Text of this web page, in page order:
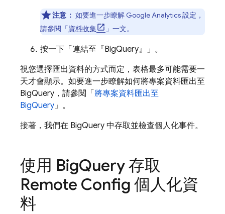
注意： 如要進一步瞭解 Google Analytics設定，
請參閱「資料收集 」一文。
按一下「連結至『BigQuery』」 。
視您選擇匯出資料的方式而定，表格最多可能需要一
天才會顯示。如要進一步瞭解如何將專案資料匯出至
BigQuery ，請參閱「 將專案資料匯出至
BigQuery」。
接著，我們在 BigQuery 中存取並檢查個人化事件。
使用 BigQuery存取
Remote Config 個人化資
料